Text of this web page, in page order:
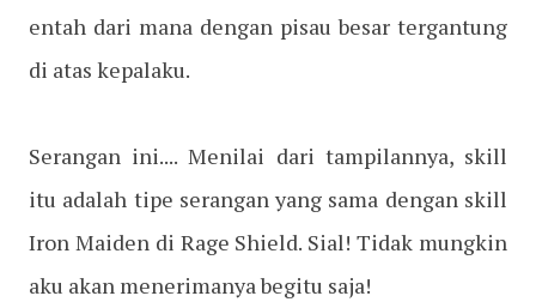
entah dari mana dengan pisau besar tergantung
di atas kepalaku.
Serangan ini.... Menilai dari tampilannya, skill
itu adalah tipe serangan yang sama dengan skill
Iron Maiden di Rage Shield. Sial! Tidak mungkin
aku akan menerimanya begitu saja!